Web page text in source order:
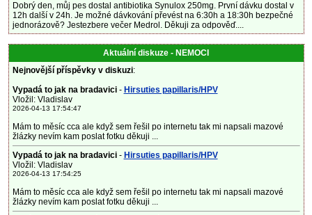
Dobrý den, můj pes dostal antibiotika Synulox 250mg. První dávku dostal v
12h další v 24h. Je možné dávkování převést na 6:30h a 18:30h bezpečné
jednorázově? Jestezbere večer Medrol. Děkuji za odpověď....
Aktuální diskuze - NEMOCI
Nejnovější příspěvky v diskuzi:
Vypadá to jak na bradavici - Hirsuties papillaris/HPV
Vložil: Vladislav
2026-04-13 17:54:47
Mám to měsíc cca ale když sem řešil po internetu tak mi napsali mazové
žlázky nevím kam poslat fotku děkuji ...
Vypadá to jak na bradavici - Hirsuties papillaris/HPV
Vložil: Vladislav
2026-04-13 17:54:25
Mám to měsíc cca ale když sem řešil po internetu tak mi napsali mazové
žlázky nevím kam poslat fotku děkuji ...